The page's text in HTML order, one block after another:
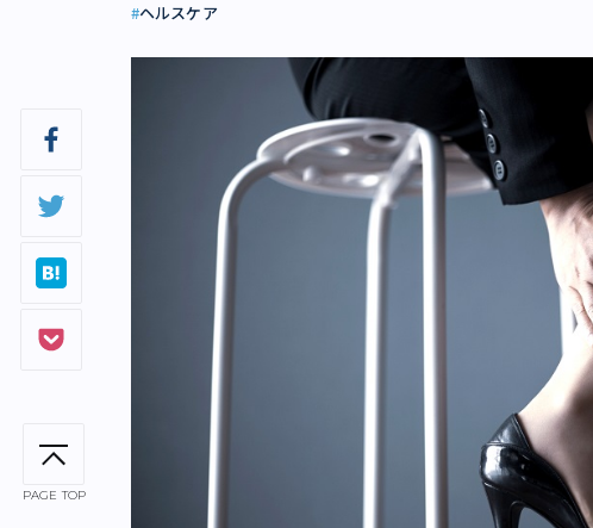
PAGE TOP
ヘルスケア